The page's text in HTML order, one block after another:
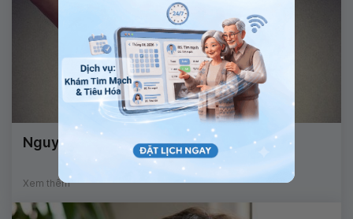
Nguyên nhân đau khớp háng là do đâu?
Xem thêm